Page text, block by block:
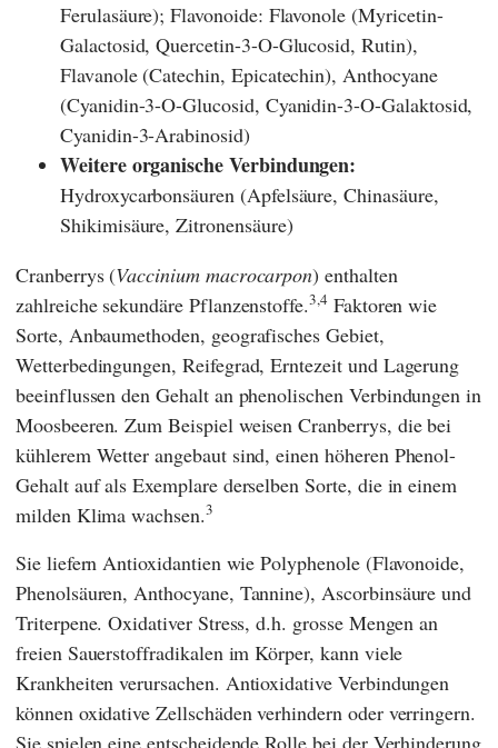
Ferulasäure); Flavonoide: Flavonole (Myricetin-
Galactosid, Quercetin-3-O-Glucosid, Rutin),
Flavanole (Catechin, Epicatechin), Anthocyane
(Cyanidin-3-O-Glucosid, Cyanidin-3-O-Galaktosid,
Cyanidin-3-Arabinosid)
Weitere organische Verbindungen:
Hydroxycarbonsäuren (Apfelsäure, Chinasäure,
Shikimisäure, Zitronensäure)
Cranberrys (Vaccinium macrocarpon) enthalten
zahlreiche sekundäre Pflanzenstoffe.3,4 Faktoren wie
Sorte, Anbaumethoden, geografisches Gebiet,
Wetterbedingungen, Reifegrad, Erntezeit und Lagerung
beeinflussen den Gehalt an phenolischen Verbindungen in
Moosbeeren. Zum Beispiel weisen Cranberrys, die bei
kühlerem Wetter angebaut sind, einen höheren Phenol-
Gehalt auf als Exemplare derselben Sorte, die in einem
milden Klima wachsen.3
Sie liefern Antioxidantien wie Polyphenole (Flavonoide,
Phenolsäuren, Anthocyane, Tannine), Ascorbinsäure und
Triterpene. Oxidativer Stress, d.h. grosse Mengen an
freien Sauerstoffradikalen im Körper, kann viele
Krankheiten verursachen. Antioxidative Verbindungen
können oxidative Zellschäden verhindern oder verringern.